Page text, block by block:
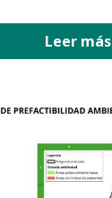
Leer más